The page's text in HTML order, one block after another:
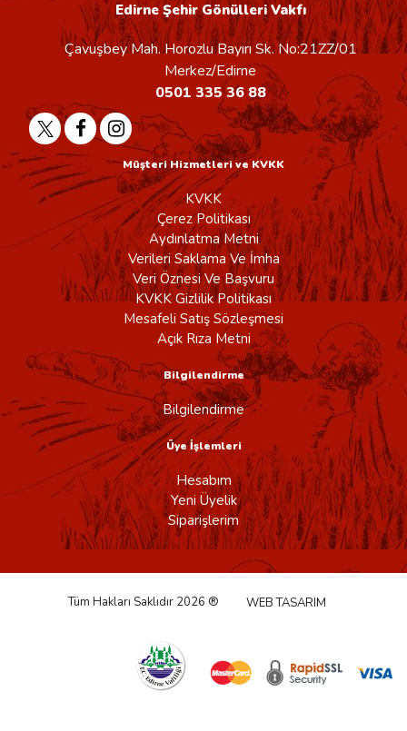
Edirne Şehir Gönülleri Vakfı
Çavuşbey Mah. Horozlu Bayırı Sk. No:21ZZ/01
Merkez/Edirne
0501 335 36 88
Müşteri Hizmetleri ve KVKK
KVKK
Çerez Politikası
Aydınlatma Metni
Verileri Saklama Ve İmha
Veri Öznesi Ve Başvuru
KVKK Gizlilik Politikası
Mesafeli Satış Sözleşmesi
Açık Rıza Metni
Bilgilendirme
Bilgilendirme
Üye İşlemleri
Hesabım
Yeni Üyelik
Siparişlerim
Tüm Hakları Saklıdır 2026 ® WEB TASARIM